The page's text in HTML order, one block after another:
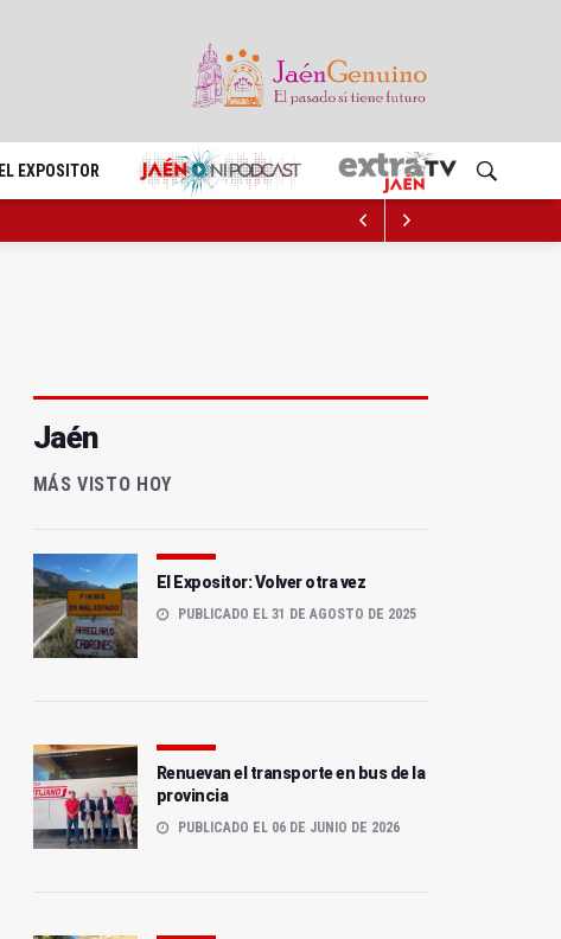
EL EXPOSITOR
Jaén
MÁS VISTO HOY
El Expositor: Volver otra vez
PUBLICADO EL 31 DE AGOSTO DE 2025
Renuevan el transporte en bus de la
provincia
PUBLICADO EL 06 DE JUNIO DE 2026